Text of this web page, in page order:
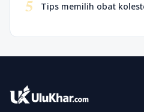
5 Tips memilih obat